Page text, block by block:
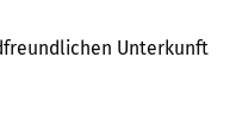
Unterkunft